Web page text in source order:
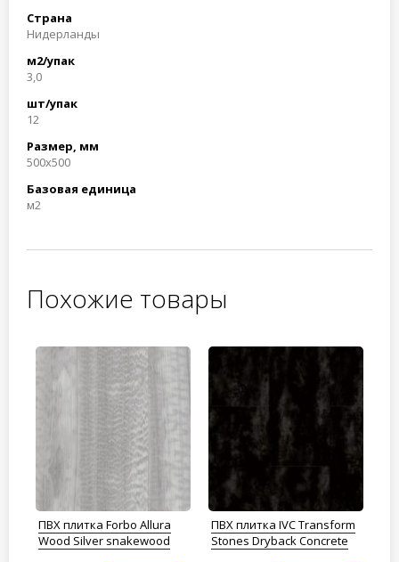
Страна
Нидерланды
м2/упак
3,0
шт/упак
12
Размер, мм
500x500
Базовая единица
м2
Похожие товары
ПВХ плитка Forbo Allura
Wood Silver snakewood
ПВХ плитка IVC Transform
Stones Dryback Concrete